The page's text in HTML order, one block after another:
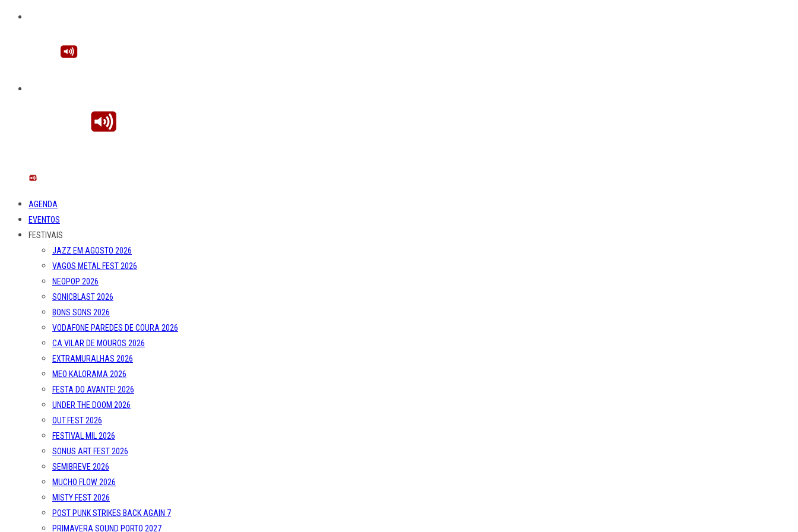
AGENDA
EVENTOS
FESTIVAIS
JAZZ EM AGOSTO 2026
VAGOS METAL FEST 2026
NEOPOP 2026
SONICBLAST 2026
BONS SONS 2026
VODAFONE PAREDES DE COURA 2026
CA VILAR DE MOUROS 2026
EXTRAMURALHAS 2026
MEO KALORAMA 2026
FESTA DO AVANTE! 2026
UNDER THE DOOM 2026
OUT.FEST 2026
FESTIVAL MIL 2026
SONUS ART FEST 2026
SEMIBREVE 2026
MUCHO FLOW 2026
MISTY FEST 2026
POST PUNK STRIKES BACK AGAIN 7
PRIMAVERA SOUND PORTO 2027